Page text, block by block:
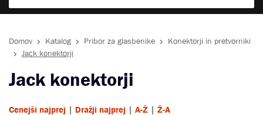
Domov Katalog Pribor za glasbenike
Konektorji in pretvorniki
Jack konektorji
Jack konektorji
Cenejši najprej | Dražji najprej | A-Ž | Ž-A